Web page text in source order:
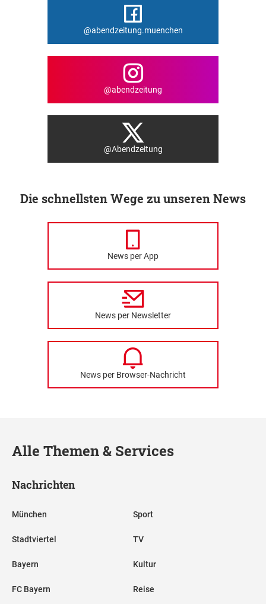
@abendzeitung.muenchen
@abendzeitung
@Abendzeitung
Die schnellsten Wege zu unseren News
News per App
News per Newsletter
News per Browser-Nachricht
Alle Themen & Services
Nachrichten
München
Stadtviertel
Bayern
FC Bayern
Sport
TV
Kultur
Reise